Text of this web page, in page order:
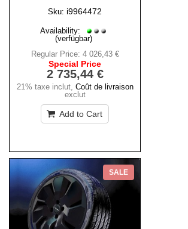
Sku: i9964472
Availability:
(verfügbar)
Regular Price: 4 026,43 €
Special Price
2 735,44 €
21% taxe inclut, Coût de livraison
exclut
Add to Cart
SALE